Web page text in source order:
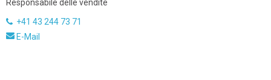
Responsabile delle vendite
+41 43 244 73 71
E-Mail